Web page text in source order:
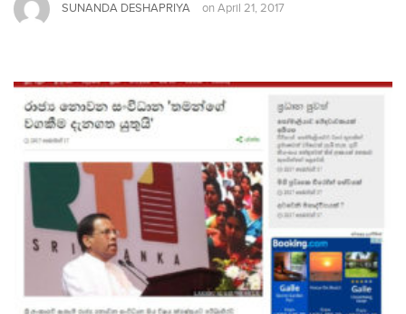
SUNANDA DESHAPRIYA on April 21, 2017